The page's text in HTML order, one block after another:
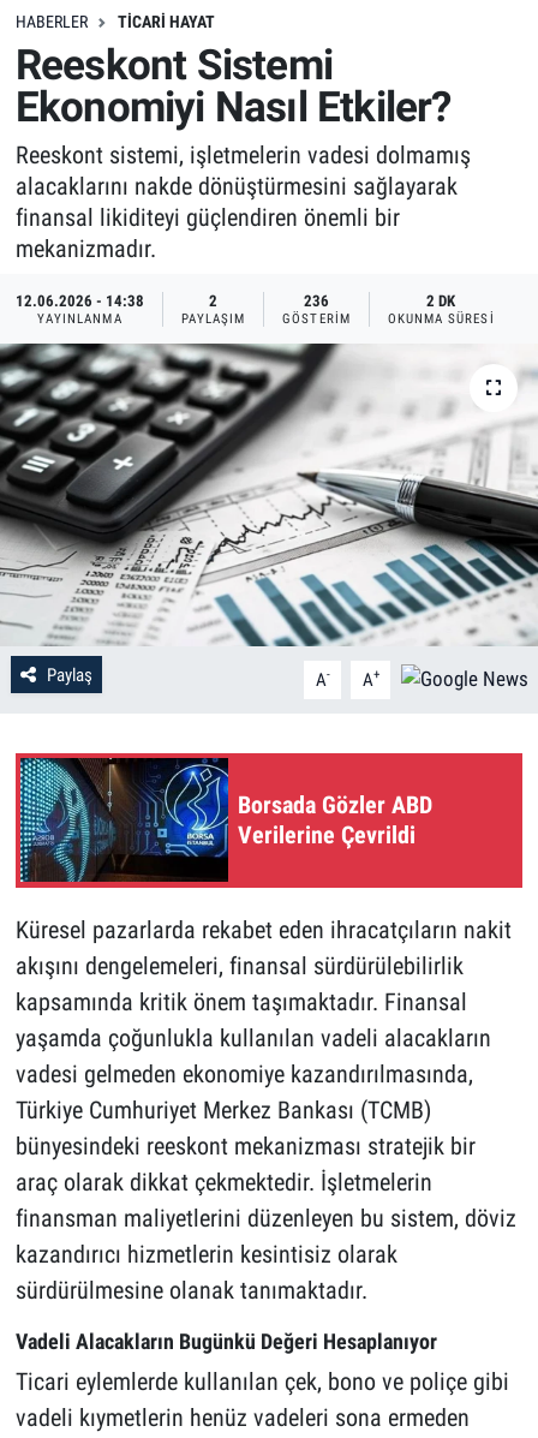
HABERLER TICARI HAYAT
Reeskont Sistemi
Ekonomiyi Nasıl Etkiler?
Reeskont sistemi, işletmelerin vadesi dolmamış
alacaklarını nakde dönüştürmesini sağlayarak
finansal likiditeyi güçlendiren önemli bir
mekanizmadır.
12.06.2026 - 14:38
YAYINLANMA
2
PAYLAŞIM
236
GÖSTERIM
2 DK
OKUNMA SÜRESI
Paylaş A- A+
Borsada Gözler ABD
Verilerine Çevrildi
Küresel pazarlarda rekabet eden ihracatçıların nakit
akışını dengelemeleri, finansal sürdürülebilirlik
kapsamında kritik önem taşımaktadır. Finansal
yaşamda çoğunlukla kullanılan vadeli alacakların
vadesi gelmeden ekonomiye kazandırılmasında,
Türkiye Cumhuriyet Merkez Bankası (TCMB)
bünyesindeki reeskont mekanizması stratejik bir
araç olarak dikkat çekmektedir. İşletmelerin
finansman maliyetlerini düzenleyen bu sistem, döviz
kazandırıcı hizmetlerin kesintisiz olarak
sürdürülmesine olanak tanımaktadır.
Vadeli Alacakların Bugünkü Değeri Hesaplanıyor
Ticari eylemlerde kullanılan çek, bono ve poliçe gibi
vadeli kıymetlerin henüz vadeleri sona ermeden